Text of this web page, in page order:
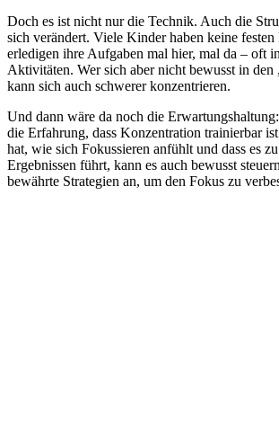
Doch es ist nicht nur die Technik. Auch die
sich verändert. Viele Kinder haben keine
erledigen ihre Aufgaben mal hier, mal da – oft
Aktivitäten. Wer sich aber nicht bewusst in den
kann sich auch schwerer konzentrieren.
Und dann wäre da noch die
die Erfahrung, dass Konzentration trainierbar
hat, wie sich Fokussieren anfühlt und dass es
Ergebnissen führt, kann es auch bewusst
bewährte Strategien an, um den Fokus zu